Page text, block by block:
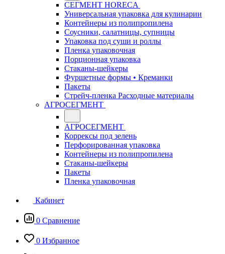
СЕГМЕНТ HORECA
Универсальная упаковка для кулинарии
Контейнеры из полипропилена
Соусники, салатницы, супницы
Упаковка под суши и роллы
Пленка упаковочная
Порционная упаковка
Стаканы-шейкеры
Фуршетные формы • Креманки
Пакеты
Стрейч-пленка Расходные материалы
АГРОСЕГМЕНТ
АГРОСЕГМЕНТ
Коррексы под зелень
Перфорированная упаковка
Контейнеры из полипропилена
Стаканы-шейкеры
Пакеты
Пленка упаковочная
Кабинет
0 Сравнение
0 Избранное